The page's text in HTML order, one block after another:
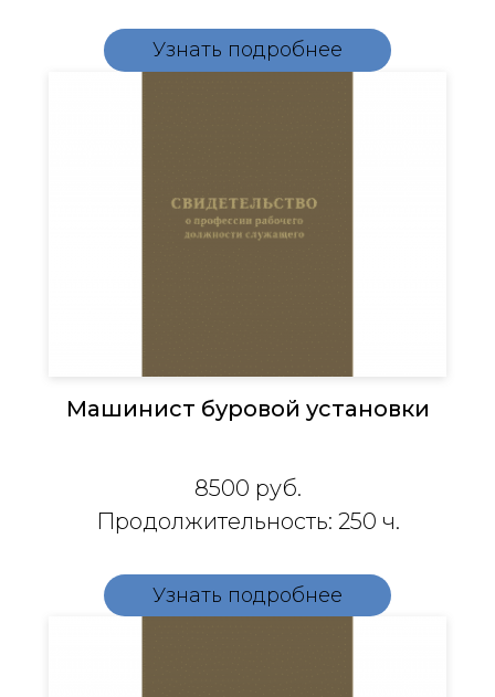
Узнать подробнее
Машинист буровой установки
8500 руб.
Продолжительность: 250 ч.
Узнать подробнее